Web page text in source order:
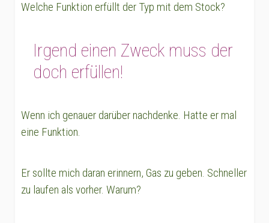
Welche Funktion erfüllt der Typ mit dem Stock?
Irgend einen Zweck muss der
doch erfüllen!
Wenn ich genauer darüber nachdenke. Hatte er mal
eine Funktion.
Er sollte mich daran erinnern, Gas zu geben. Schneller
zu laufen als vorher. Warum?